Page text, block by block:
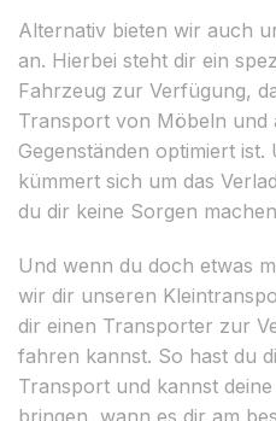
Alternativ bieten wir auch
an. Hierbei steht dir ein
Fahrzeug zur Verfügung,
Transport von Möbeln und
Gegenständen optimiert
kümmert sich um das
du dir keine Sorgen
Und wenn du doch etwas
wir dir unseren
dir einen Transporter zur
fahren kannst. So hast du
Transport und kannst
bringen, wann es dir am